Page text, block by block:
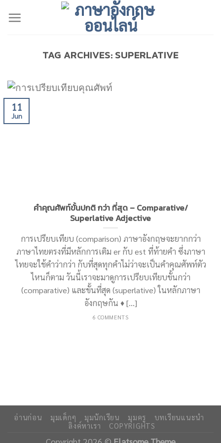
TAG ARCHIVES: SUPERLATIVE
คำคุณศัพท์ขั้นปกติ กว่า ที่สุด – Comparative/
Superlative Adjective
การเปรียบเทียบ (comparison) ภาษาอังกฤษจะยากกว่า
ภาษาไทยตรงที่มีหลักการเติม er กับ est ที่ท้ายคำ ซึ่งภาษา
ไทยจะใช้คำว่ากว่า กับที่สุดทุกคำไม่ว่าจะเป็นคำคุณศัพท์ตัว
ไหนก็ตาม วันนี้เราจะมาดูการเปรียบเทียบขั้นกว่า
(comparative) และขั้นที่สุด (superlative) ในหลักภาษา
อังกฤษกัน ♦ [...]
6 COMMENTS
11
Jun
อ่านก่อน มุมเด็กๆ มุมนักเรียน มุมครู
บทเรียนแนะนำ
ลิงค์หาเรา
COPYRIGHTS